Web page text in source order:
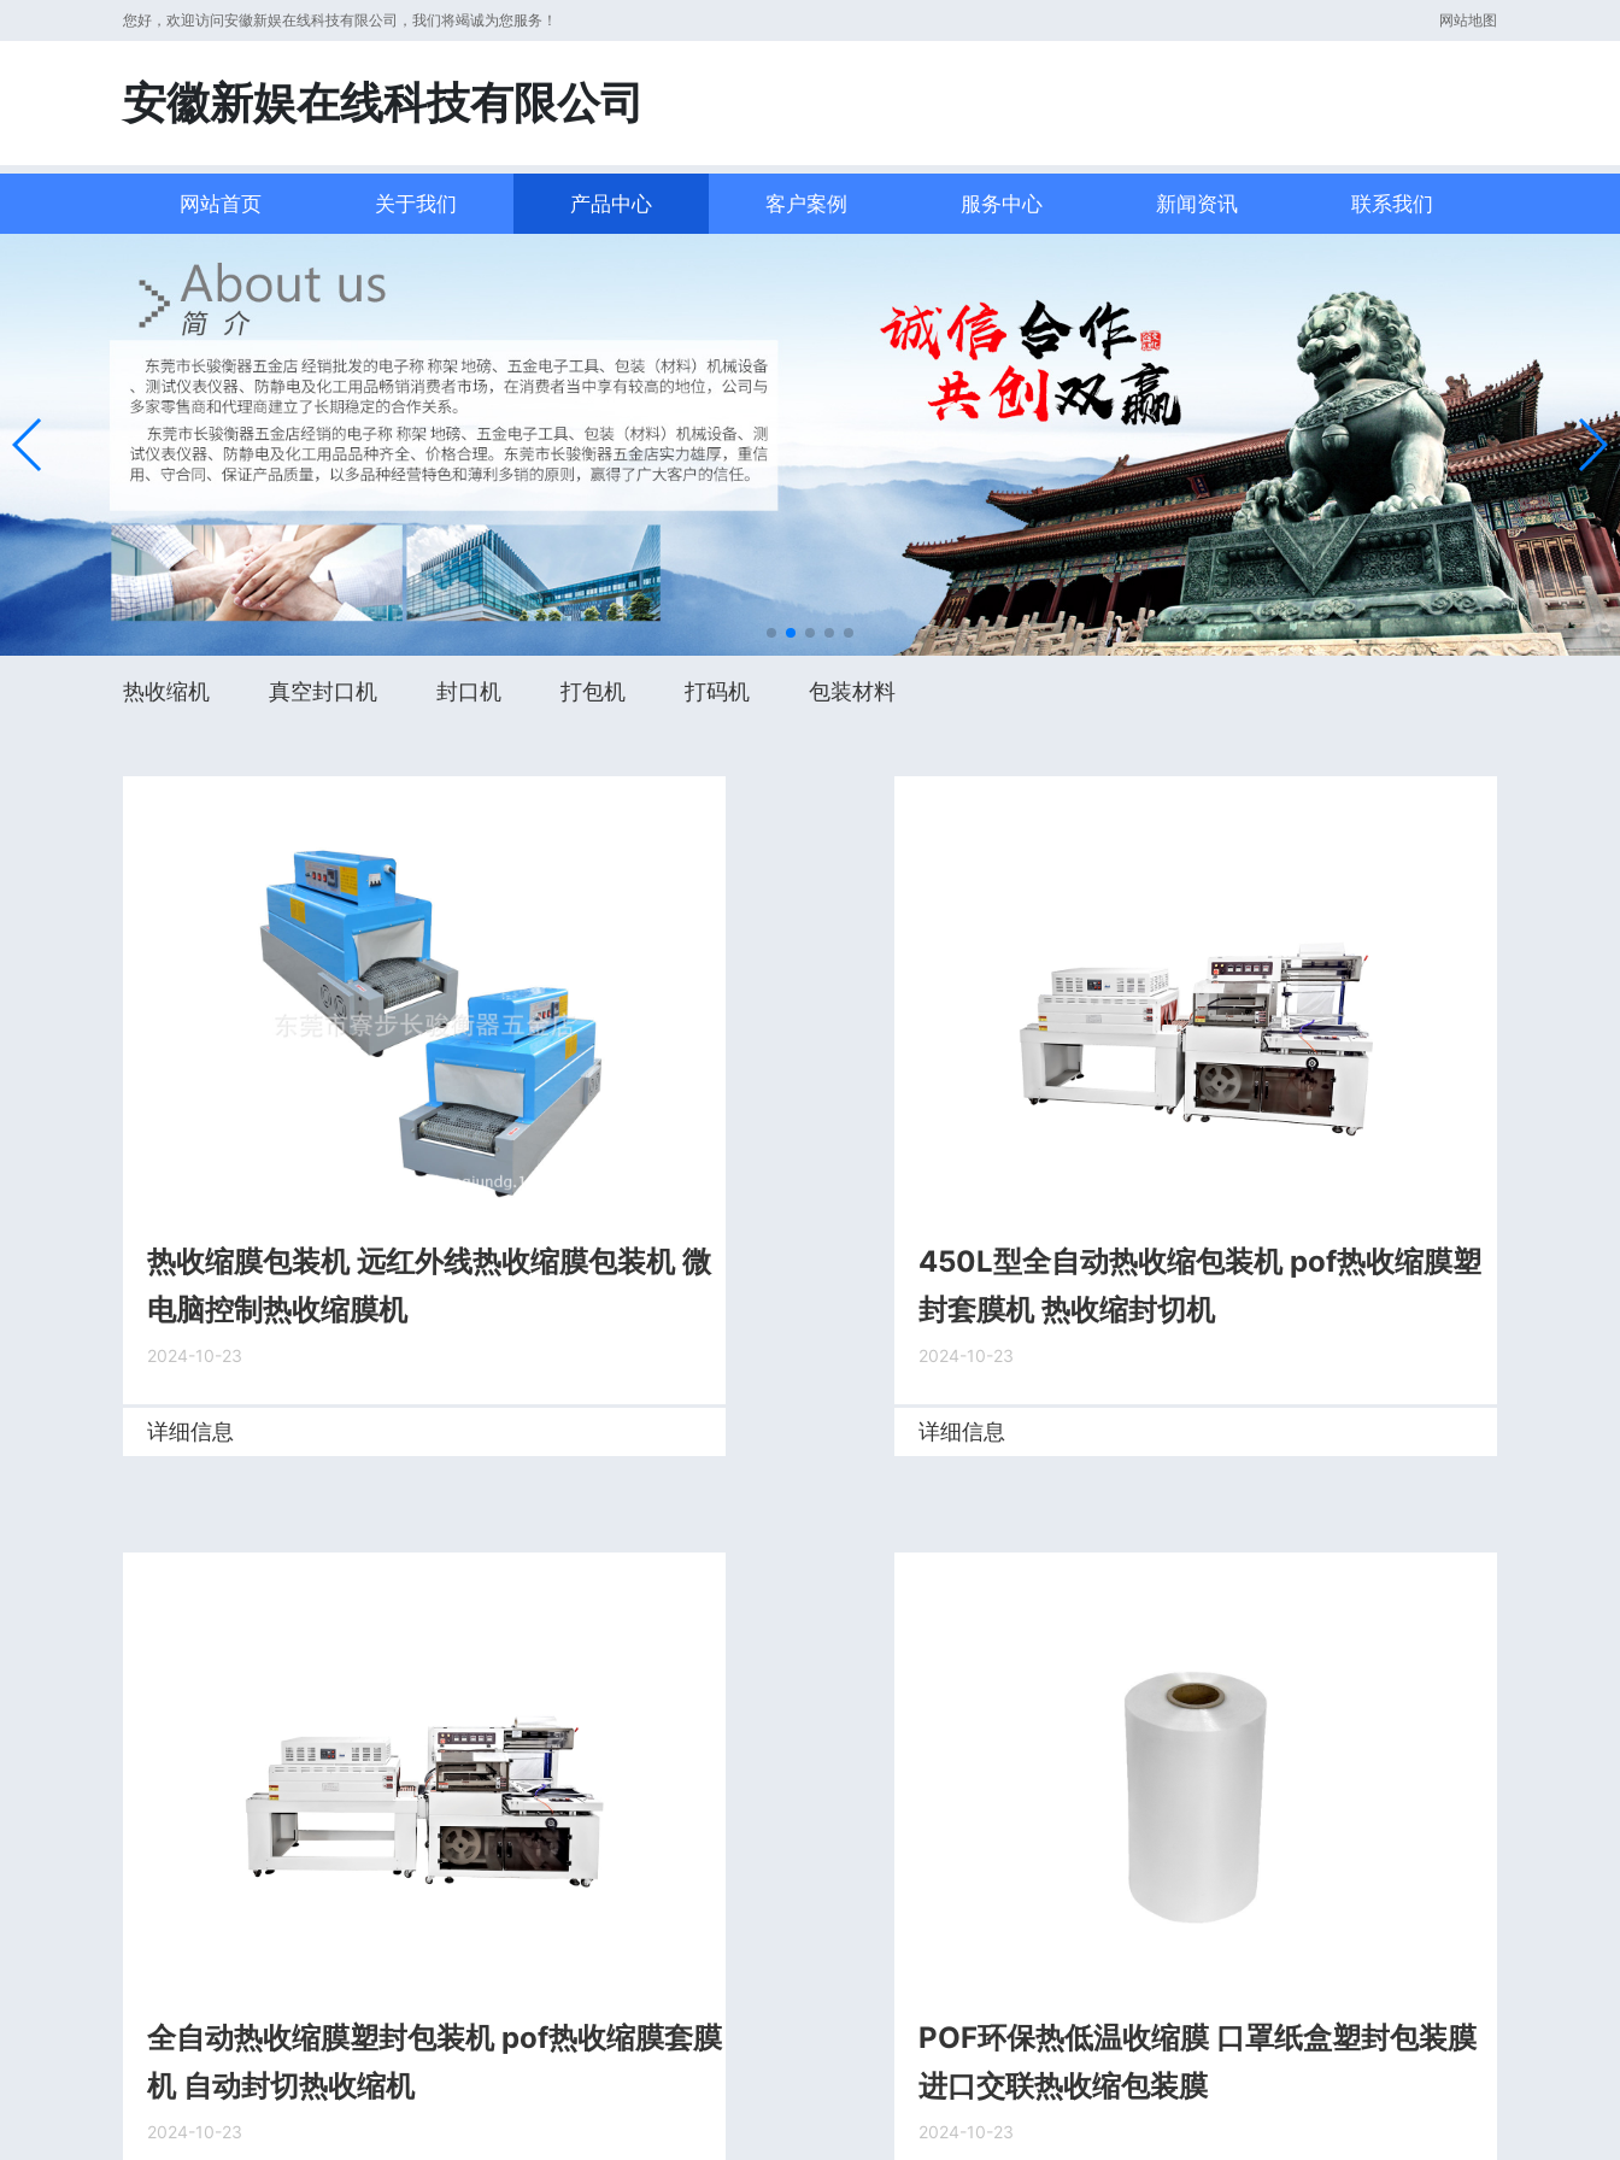
您好，欢迎访问安徽新娱在线科技有限公司，我们将竭诚为您服务！ 网站地图
安徽新娱在线科技有限公司
网站首页 关于我们 产品中心 客户案例 服务中心 新闻资讯 联系我们
热收缩机 真空封口机 封口机 打包机 打码机 包装材料
热收缩膜包装机 远红外线热收缩膜包装机 微
电脑控制热收缩膜机
2024-10-23
详细信息
450L型全自动热收缩包装机 pof热收缩膜塑
封套膜机 热收缩封切机
2024-10-23
详细信息
全自动热收缩膜塑封包装机 pof热收缩膜套膜
机 自动封切热收缩机
2024-10-23
POF环保热低温收缩膜 口罩纸盒塑封包装膜
进口交联热收缩包装膜
2024-10-23